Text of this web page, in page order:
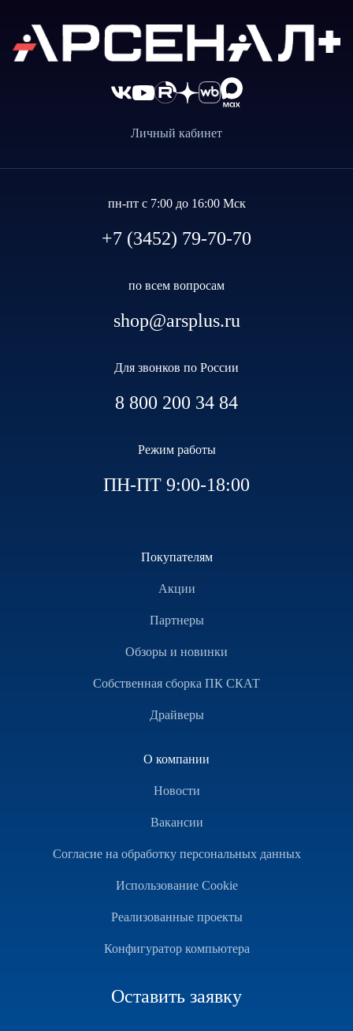
Личный кабинет
пн-пт с 7:00 до 16:00 Мск
+7 (3452) 79-70-70
по всем вопросам
shop@arsplus.ru
Для звонков по России
8 800 200 34 84
Режим работы
ПН-ПТ 9:00-18:00
Покупателям
Акции
Партнеры
Обзоры и новинки
Собственная сборка ПК СКАТ
Драйверы
О компании
Новости
Вакансии
Согласие на обработку персональных данных
Использование Cookie
Реализованные проекты
Конфигуратор компьютера
Оставить заявку